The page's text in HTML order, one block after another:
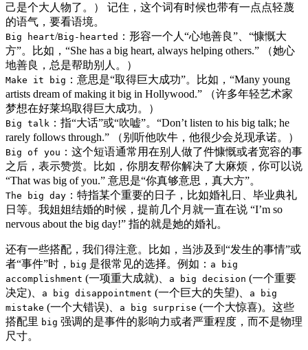
己是个大人物了。） 记住，这个词有时候也带有一点点轻蔑
的语气，要看语境。
Big heart/Big-hearted ：形容一个人“心地善良”、“慷慨大
方”。比如，“She has a big heart, always helping others.” （她心
地善良，总是帮助别人。）
Make it big ：意思是“取得巨大成功”。比如，“Many young
artists dream of making it big in Hollywood.” （许多年轻艺术家
梦想在好莱坞取得巨大成功。）
Big talk ：指“大话”或“吹嘘”。“Don’t listen to his big talk; he
rarely follows through.” （别听他吹牛，他很少会兑现承诺。）
Big of you ：这个短语通常用在别人做了件慷慨或者宽容的事
之后，表示赞赏。比如，你朋友帮你解决了大麻烦，你可以说
“That was big of you.” 意思是“你真够意思，真大方”。
The big day ：特指某个重要的日子，比如婚礼日、毕业典礼
日等。我姐姐结婚的时候，提前几个月就一直在说 “I’m so
nervous about the big day!” 指的就是她的婚礼。
还有一些搭配，我们得注意。比如，当涉及到“发生的事情”或
者“事件”时， big 是很常见的选择。例如： a big
accomplishment (一项重大成就)、 a big decision (一个重要
决定)、
a big disappointment (一个巨大的失望)、
a big
mistake (一个大错误)、 a big surprise (一个大惊喜)。这些
搭配里 big 强调的是事件的影响力或者严重程度，而不是物理
尺寸。